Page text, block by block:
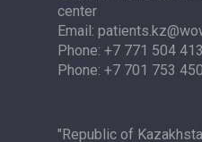
center
Email:
Phone: +7 771 504
Phone: +7 701 753
"Republic of